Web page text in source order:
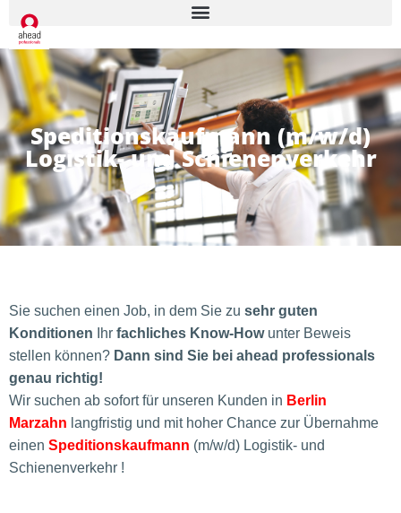
Speditionskaufmann (m/w/d)
Logistik- und Schienenverkehr
Sie suchen einen Job, in dem Sie zu sehr guten
Konditionen Ihr fachliches Know-Howunter Beweis
stellen können? Dann sind Sie bei ahead professionals
genau richtig!
Wir suchen ab sofort für unseren Kunden in Berlin
Marzahn langfristig und mit hoher Chance zur Übernahme
einen Speditionskaufmann (m/w/d) Logistik- und
Schienenverkehr !